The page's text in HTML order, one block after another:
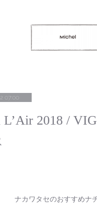
07:00
L’Air 2018 /
ナカワタセのおすすめナ